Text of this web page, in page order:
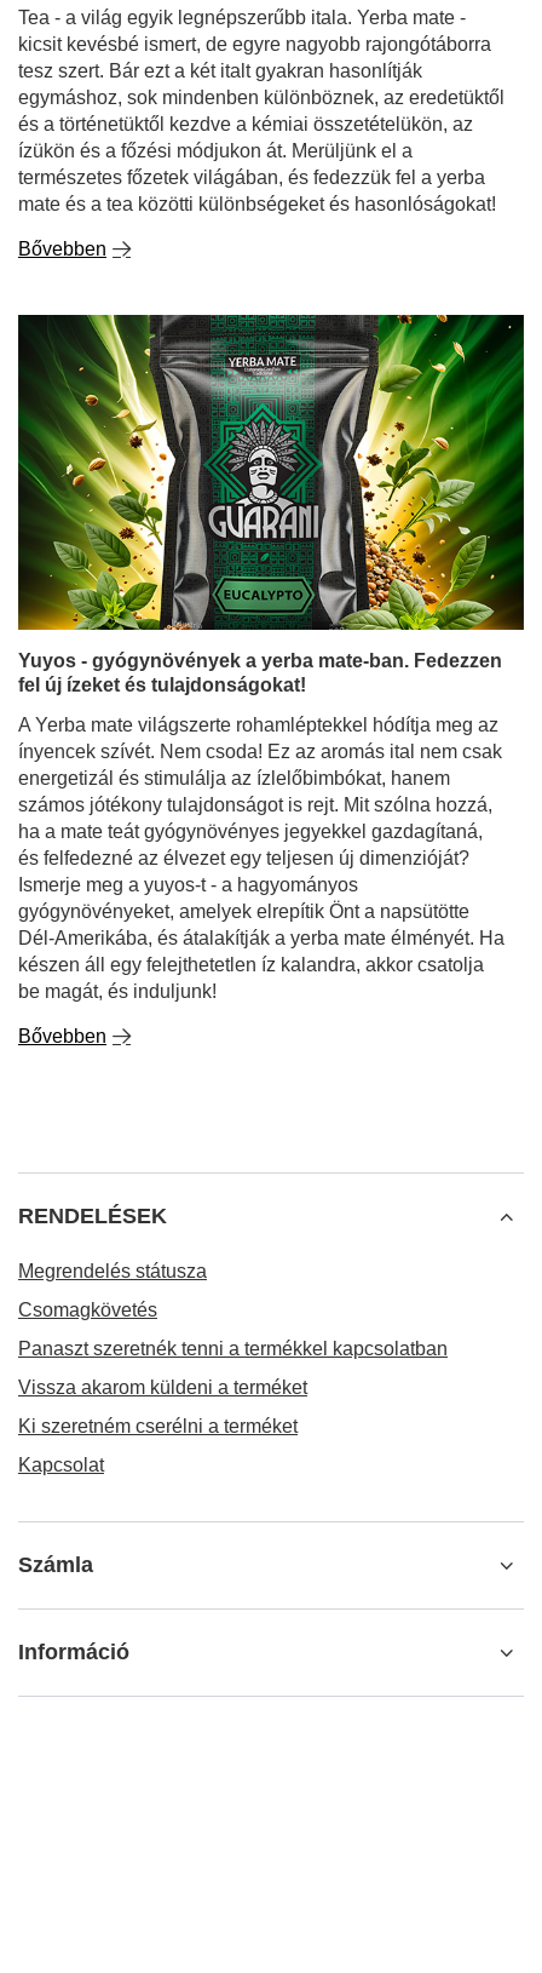
Tea - a világ egyik legnépszerűbb itala. Yerba mate -
kicsit kevésbé ismert, de egyre nagyobb rajongótáborra
tesz szert. Bár ezt a két italt gyakran hasonlítják
egymáshoz, sok mindenben különböznek, az eredetüktől
és a történetüktől kezdve a kémiai összetételükön, az
ízükön és a főzési módjukon át. Merüljünk el a
természetes főzetek világában, és fedezzük fel a yerba
mate és a tea közötti különbségeket és hasonlóságokat!
Bővebben
Yuyos - gyógynövények a yerba mate-ban. Fedezzen
fel új ízeket és tulajdonságokat!
A Yerba mate világszerte rohamléptekkel hódítja meg az
ínyencek szívét. Nem csoda! Ez az aromás ital nem csak
energetizál és stimulálja az ízlelőbimbókat, hanem
számos jótékony tulajdonságot is rejt. Mit szólna hozzá,
ha a mate teát gyógynövényes jegyekkel gazdagítaná,
és felfedezné az élvezet egy teljesen új dimenzióját?
Ismerje meg a yuyos-t - a hagyományos
gyógynövényeket, amelyek elrepítik Önt a napsütötte
Dél-Amerikába, és átalakítják a yerba mate élményét. Ha
készen áll egy felejthetetlen íz kalandra, akkor csatolja
be magát, és induljunk!
Bővebben
RENDELÉSEK
Megrendelés státusza
Csomagkövetés
Panaszt szeretnék tenni a termékkel kapcsolatban
Vissza akarom küldeni a terméket
Ki szeretném cserélni a terméket
Kapcsolat
Számla
Információ